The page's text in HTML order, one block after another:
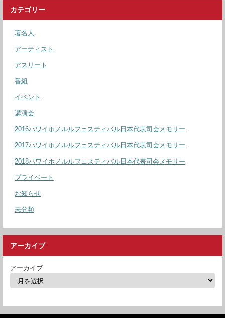
カテゴリー
著名人
アーティスト
アスリート
番組
イベント
講演会
2016ハワイホノルルフェスティバル日本代表司会メモリー
2017ハワイホノルルフェスティバル日本代表司会メモリー
2018ハワイホノルルフェスティバル日本代表司会メモリー
プライベート
お知らせ
未分類
アーカイブ
アーカイブ